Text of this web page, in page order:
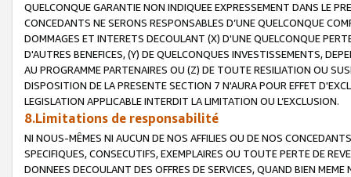
QUELCONQUE GARANTIE NON INDIQUEE EXPRESSEMENT DANS LE
CONCEDANTS NE SERONS RESPONSABLES D’UNE QUELCONQUE
DOMMAGES ET INTERETS DECOULANT (X) D'UNE QUELCONQUE
D'AUTRES BENEFICES, (Y) DE QUELCONQUES INVESTISSEMENTS,
AU PROGRAMME PARTENAIRES OU (Z) DE TOUTE RESILIATION OU
DISPOSITION DE LA PRESENTE SECTION 7 N'AURA POUR EFFET
LEGISLATION APPLICABLE INTERDIT LA LIMITATION OU L’EXCLUSION.
8.Limitations de responsabilité
NI NOUS-MÊMES NI AUCUN DE NOS AFFILIES OU DE NOS
SPECIFIQUES, CONSECUTIFS, EXEMPLAIRES OU TOUTE PERTE DE
DONNEES DECOULANT DES OFFRES DE SERVICES, QUAND BIEN